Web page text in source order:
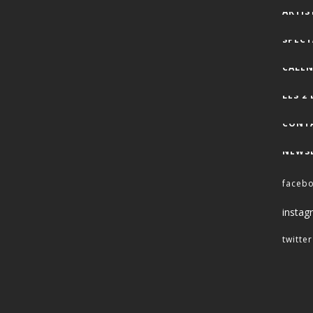
LES 2
twitter